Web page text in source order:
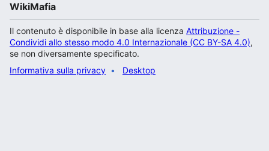
WikiMafia
Il contenuto è disponibile in base alla licenza Attribuzione -
Condividi allo stesso modo 4.0 Internazionale (CC BY-SA 4.0),
se non diversamente specificato.
Informativa sulla privacy
Desktop